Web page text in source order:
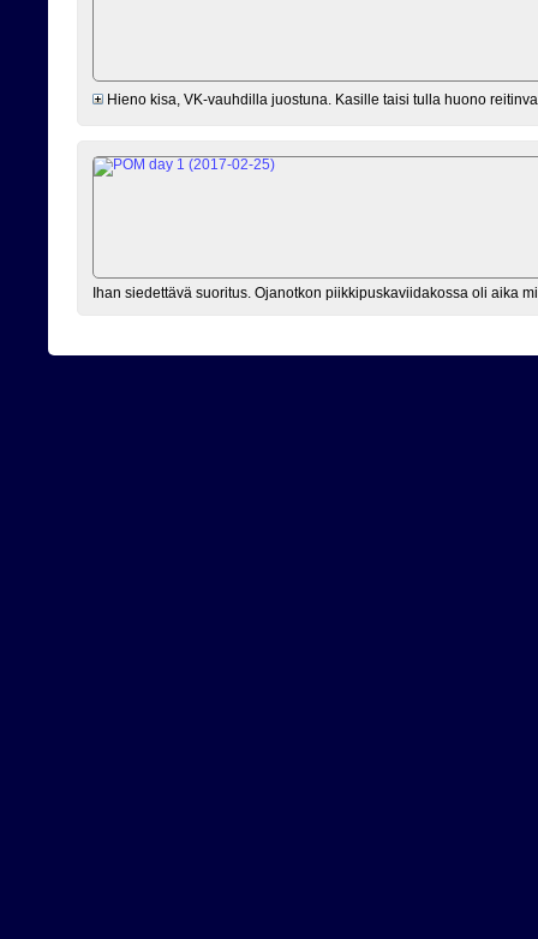
Hieno kisa, VK-vauhdilla juostuna. Kasille taisi tulla huono
Ihan siedettävä suoritus. Ojanotkon piikkipuskaviidakossa oli aika